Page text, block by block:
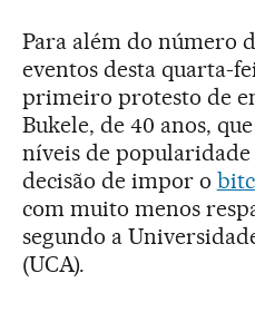
Para além do número
eventos desta quarta-
primeiro protesto de
Bukele, de 40 anos,
níveis de popularidade
decisão de impor o
com muito menos
segundo a
(UCA).